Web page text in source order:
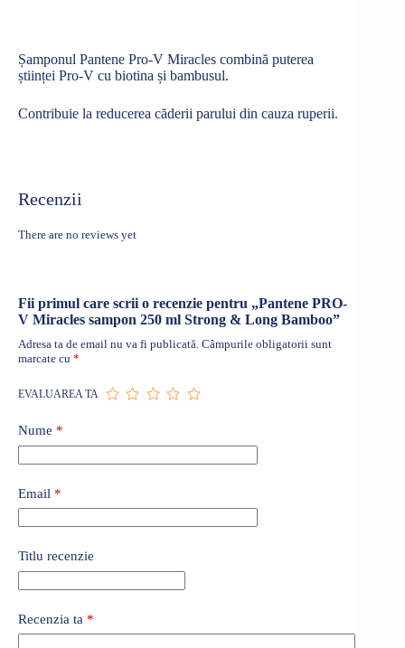
Șamponul Pantene Pro-V Miracles combină puterea
științei Pro-V cu biotina și bambusul.
Contribuie la reducerea căderii parului din cauza ruperii.
Recenzii
There are no reviews yet
Fii primul care scrii o recenzie pentru „Pantene PRO-
V Miracles sampon 250 ml Strong & Long Bamboo”
Adresa ta de email nu va fi publicată. Câmpurile obligatorii sunt
marcate cu *
EVALUAREA TA
Nume *
Email *
Titlu recenzie
Recenzia ta *